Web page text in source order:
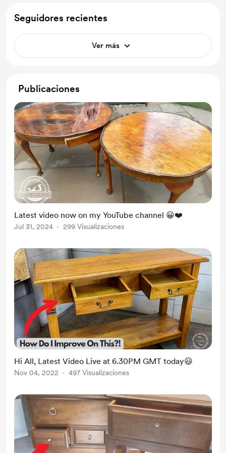
Seguidores recientes
Ver más
Publicaciones
Latest video now on my YouTube channel 😀❤️
Jul 31, 2024 299 Visualizaciones
Hi All, Latest Video Live at 6.30PM GMT today😃
Nov 04, 2022 497 Visualizaciones